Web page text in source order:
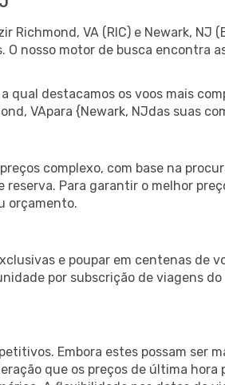
VA (RIC) e Newark, NJ
O nosso motor de busca encontra
qual destacamos os voos mais
VApara {Newark, NJdas suas
complexo, com base na
Para garantir o melhor
orçamento.
e poupar em centenas de
por subscrição de viagens
Embora estes possam ser
que os preços de última